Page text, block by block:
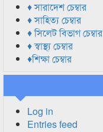
♦ সারাদেশ চেম্বার
♦ সাহিত্য চেম্বার
♦ সিলেট বিভাগ চেম্বার
♦ স্বাস্থ্য চেম্বার
♦শিক্ষা চেম্বার
Log in
Entries feed